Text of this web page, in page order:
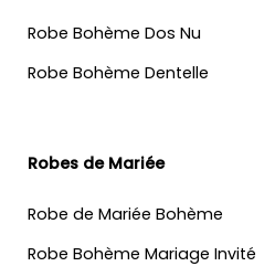
Robe Bohème Dos Nu
Robe Bohème Dentelle
Robes de Mariée
Robe de Mariée Bohème
Robe Bohème Mariage Invité